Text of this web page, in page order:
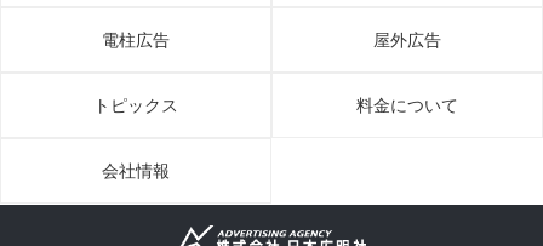
電柱広告 屋外広告
トピックス 料金について
会社情報